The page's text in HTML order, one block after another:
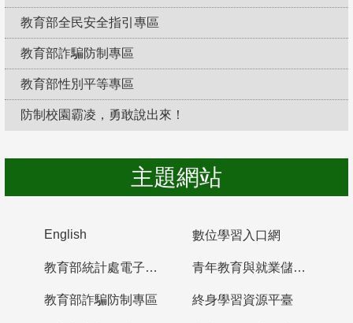
教育部全民安全指引專區
教育部詐騙防制專區
教育部性別平等專區
防制校園霸凌，勇敢說出來！
主題網站
English 數位學習入口網
教育部統計處電子書櫃 青年教育與就業儲蓄帳戶
教育部詐騙防制專區 終身學習資源平臺